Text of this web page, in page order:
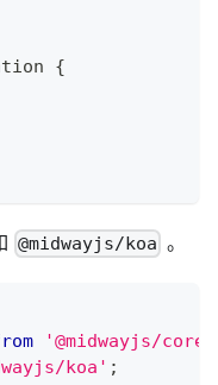
{
@midwayjs/koa 。
'@midwayjs/core'
koa' ;